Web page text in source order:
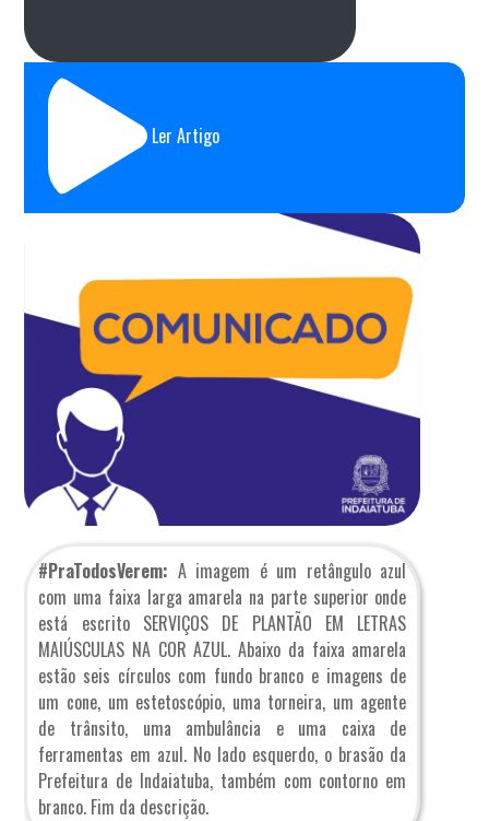
Ler Artigo
#PraTodosVerem: A imagem é um retângulo azul
com uma faixa larga amarela na parte superior onde
está escrito SERVIÇOS DE PLANTÃO EM LETRAS
MAIÚSCULAS NA COR AZUL. Abaixo da faixa amarela
estão seis círculos com fundo branco e imagens de
um cone, um estetoscópio, uma torneira, um agente
de trânsito, uma ambulância e uma caixa de
ferramentas em azul. No lado esquerdo, o brasão da
Prefeitura de Indaiatuba, também com contorno em
branco. Fim da descrição.